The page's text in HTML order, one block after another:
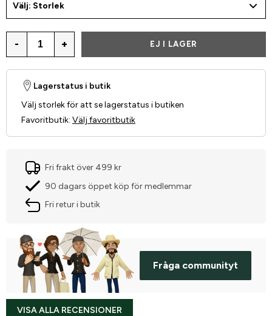
Välj: Storlek
- + EJ I LAGER
Lagerstatus i butik
Välj storlek för att se lagerstatus i butiken
Favoritbutik: Välj favoritbutik
Fri frakt över 499 kr
90 dagars öppet köp för medlemmar
Fri retur i butik
Fråga communityt
VISA ALLA RECENSIONER